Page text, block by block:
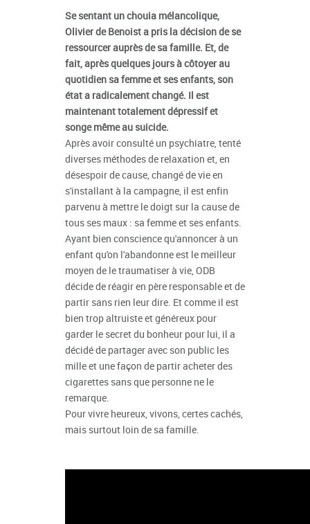
Se sentant un chouia mélancolique,
Olivier de Benoist a pris la décision de se
ressourcer auprès de sa famille. Et, de
fait, après quelques jours à côtoyer au
quotidien sa femme et ses enfants, son
état a radicalement changé. Il est
maintenant totalement dépressif et
songe même au suicide.
Après avoir consulté un psychiatre, tenté
diverses méthodes de relaxation et, en
désespoir de cause, changé de vie en
s'installant à la campagne, il est enfin
parvenu à mettre le doigt sur la cause de
tous ses maux : sa femme et ses enfants.
Ayant bien conscience qu'annoncer à un
enfant qu'on l'abandonne est le meilleur
moyen de le traumatiser à vie, ODB
décide de réagir en père responsable et de
partir sans rien leur dire. Et comme il est
bien trop altruiste et généreux pour
garder le secret du bonheur pour lui, il a
décidé de partager avec son public les
mille et une façon de partir acheter des
cigarettes sans que personne ne le
remarque.
Pour vivre heureux, vivons, certes cachés,
mais surtout loin de sa famille.